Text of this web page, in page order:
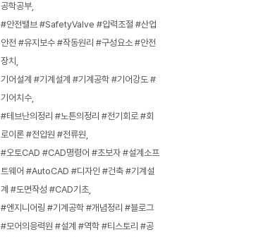
공학공부
#안전밸브 #SafetyValve #압력조절 #산업
안전 #유지보수 #작동원리 #구성요소 #안전
장치
기어설계 #기계설계 #기계공학 #기어강도 #
기어치수
#테브난의정리 #노튼의정리 #전기회로 #회
로이론 #전압원 #전류원
#오토CAD #CAD명령어 #초보자 #설계소프
트웨어 #AutoCAD #디자인 #건축 #기계설
계 #도면작성 #CAD기초
#엔지니어링 #기계공학 #개념정리 #블로그
#모어의응력원 #설계 #역학 #티스토리 #공